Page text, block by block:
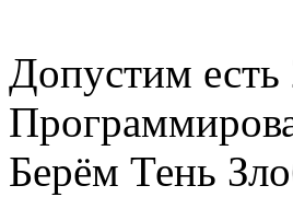
Допустим
Берём Тень